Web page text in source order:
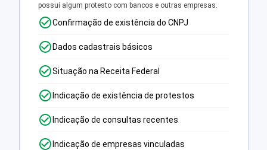
possui algum protesto com bancos e outras empresas.
Confirmação de existência do CNPJ
Dados cadastrais básicos
Situação na Receita Federal
Indicação de existência de protestos
Indicação de consultas recentes
Indicação de empresas vinculadas